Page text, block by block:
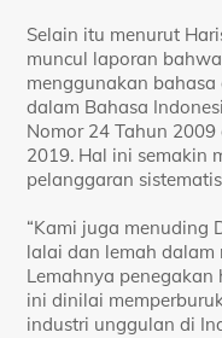
Selain itu menurut
muncul laporan
menggunakan
dalam Bahasa
Nomor 24 Tahun
2019. Hal ini semakin
pelanggaran
“Kami juga menuding
lalai dan lemah dalam
Lemahnya
ini dinilai
industri unggulan di